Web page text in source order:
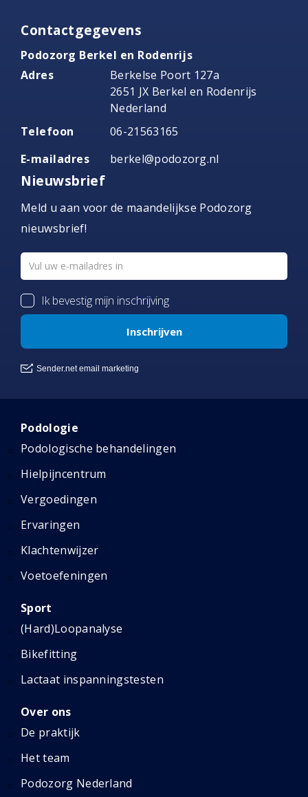
Contactgegevens
Podozorg Berkel en Rodenrijs
Adres
Berkelse Poort 127a
2651 JX Berkel en Rodenrijs
Nederland
Telefoon
06-21563165
E-mailadres
berkel@podozorg.nl
Nieuwsbrief
Meld u aan voor de maandelijkse Podozorg
nieuwsbrief!
Podologie
Podologische behandelingen
Hielpijncentrum
Vergoedingen
Ervaringen
Klachtenwijzer
Voetoefeningen
Sport
(Hard)Loopanalyse
Bikefitting
Lactaat inspanningstesten
Over ons
De praktijk
Het team
Podozorg Nederland